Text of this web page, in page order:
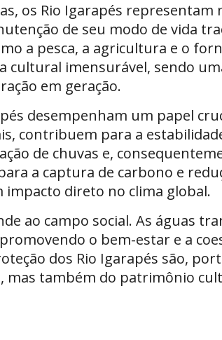
os Rio Igarapés
de seu modo de vida
a pesca, a agricultura e o
cultural imensurável, sendo
em geração.
desempenham um papel
contribuem para a
de chuvas e,
a captura de carbono e
impacto direto no clima global.
ao campo social. As águas
o bem-estar e a
dos Rio Igarapés são,
mas também do patrimônio